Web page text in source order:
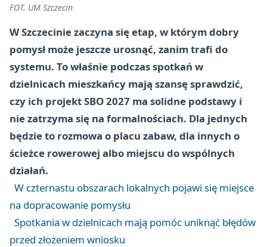
FOT. UM Szczecin
W Szczecinie zaczyna się etap, w którym dobry
pomysł może jeszcze urosnąć, zanim trafi do
systemu. To właśnie podczas spotkań w
dzielnicach mieszkańcy mają szansę sprawdzić,
czy ich projekt SBO 2027 ma solidne podstawy i
nie zatrzyma się na formalnościach. Dla jednych
będzie to rozmowa o placu zabaw, dla innych o
ścieżce rowerowej albo miejscu do wspólnych
działań.
W czternastu obszarach lokalnych pojawi się miejsce
na dopracowanie pomysłu
Spotkania w dzielnicach mają pomóc uniknąć błędów
przed złożeniem wniosku